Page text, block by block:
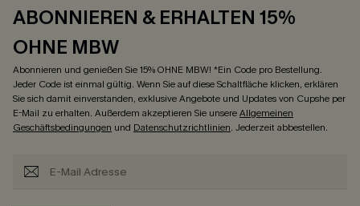
ABONNIEREN & ERHALTEN 15%
OHNE MBW
Abonnieren und genießen Sie 15% OHNE MBW! *Ein Code pro Bestellung.
Jeder Code ist einmal gültig. Wenn Sie auf diese Schaltfläche klicken, erklären
Sie sich damit einverstanden, exklusive Angebote und Updates von Cupshe per
E-Mail zu erhalten. Außerdem akzeptieren Sie unsereAllgemeinen
Geschäftsbedingungen und Datenschutzrichtlinien. Jederzeit abbestellen.